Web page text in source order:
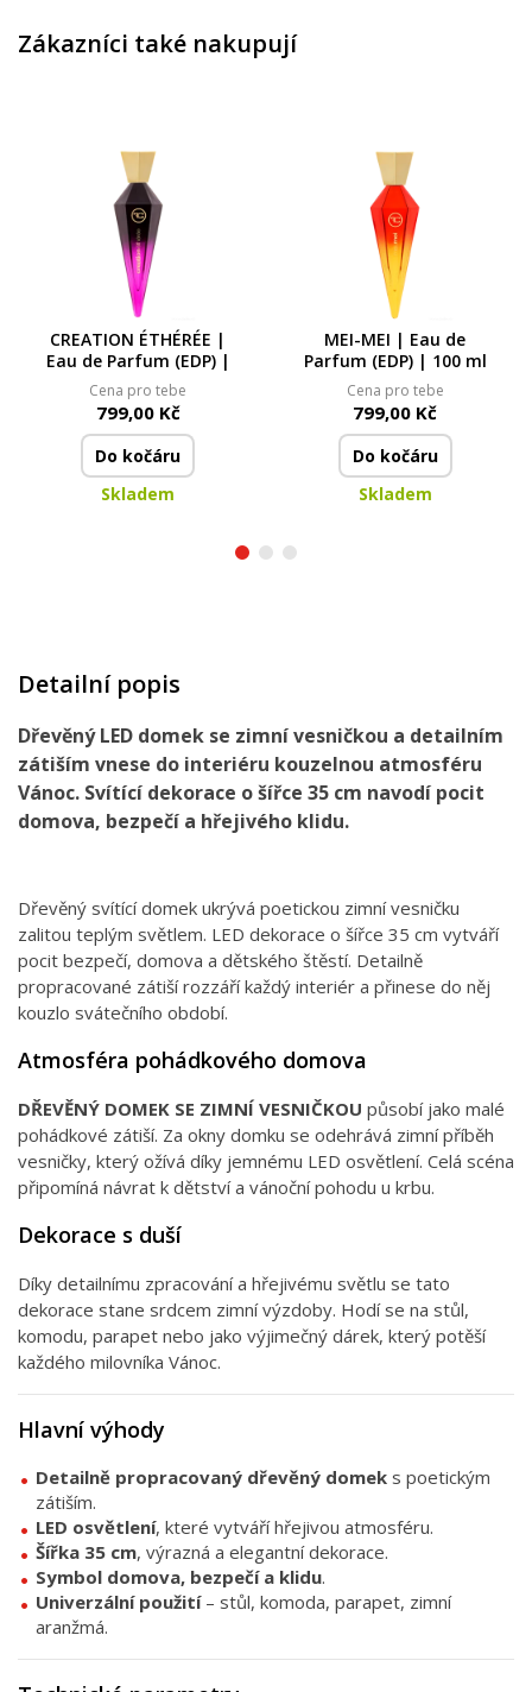
Zákazníci také nakupují
CREATION ÉTHÉRÉE |
Eau de Parfum (EDP) |
Cena pro tebe
799,00 Kč
Do kočáru
Skladem
MEI-MEI | Eau de
Parfum (EDP) | 100 ml
Cena pro tebe
799,00 Kč
Do kočáru
Skladem
Detailní popis
Dřevěný LED domek se zimní vesničkou a detailním
zátiším vnese do interiéru kouzelnou atmosféru
Vánoc. Svítící dekorace o šířce 35 cm navodí pocit
domova, bezpečí a hřejivého klidu.
Dřevěný svítící domek ukrývá poetickou zimní vesničku
zalitou teplým světlem. LED dekorace o šířce 35 cm vytváří
pocit bezpečí, domova a dětského štěstí. Detailně
propracované zátiší rozzáří každý interiér a přinese do něj
kouzlo svátečního období.
Atmosféra pohádkového domova
DŘEVĚNÝ DOMEK SE ZIMNÍ VESNIČKOU působí jako malé
pohádkové zátiší. Za okny domku se odehrává zimní příběh
vesničky, který ožívá díky jemnému LED osvětlení. Celá scéna
připomíná návrat k dětství a vánoční pohodu u krbu.
Dekorace s duší
Díky detailnímu zpracování a hřejivému světlu se tato
dekorace stane srdcem zimní výzdoby. Hodí se na stůl,
komodu, parapet nebo jako výjimečný dárek, který potěší
každého milovníka Vánoc.
Hlavní výhody
Detailně propracovaný dřevěný domek s poetickým
zátiším.
LED osvětlení, které vytváří hřejivou atmosféru.
Šířka 35 cm, výrazná a elegantní dekorace.
Symbol domova, bezpečí a klidu.
Univerzální použití– stůl, komoda, parapet, zimní
aranžmá.